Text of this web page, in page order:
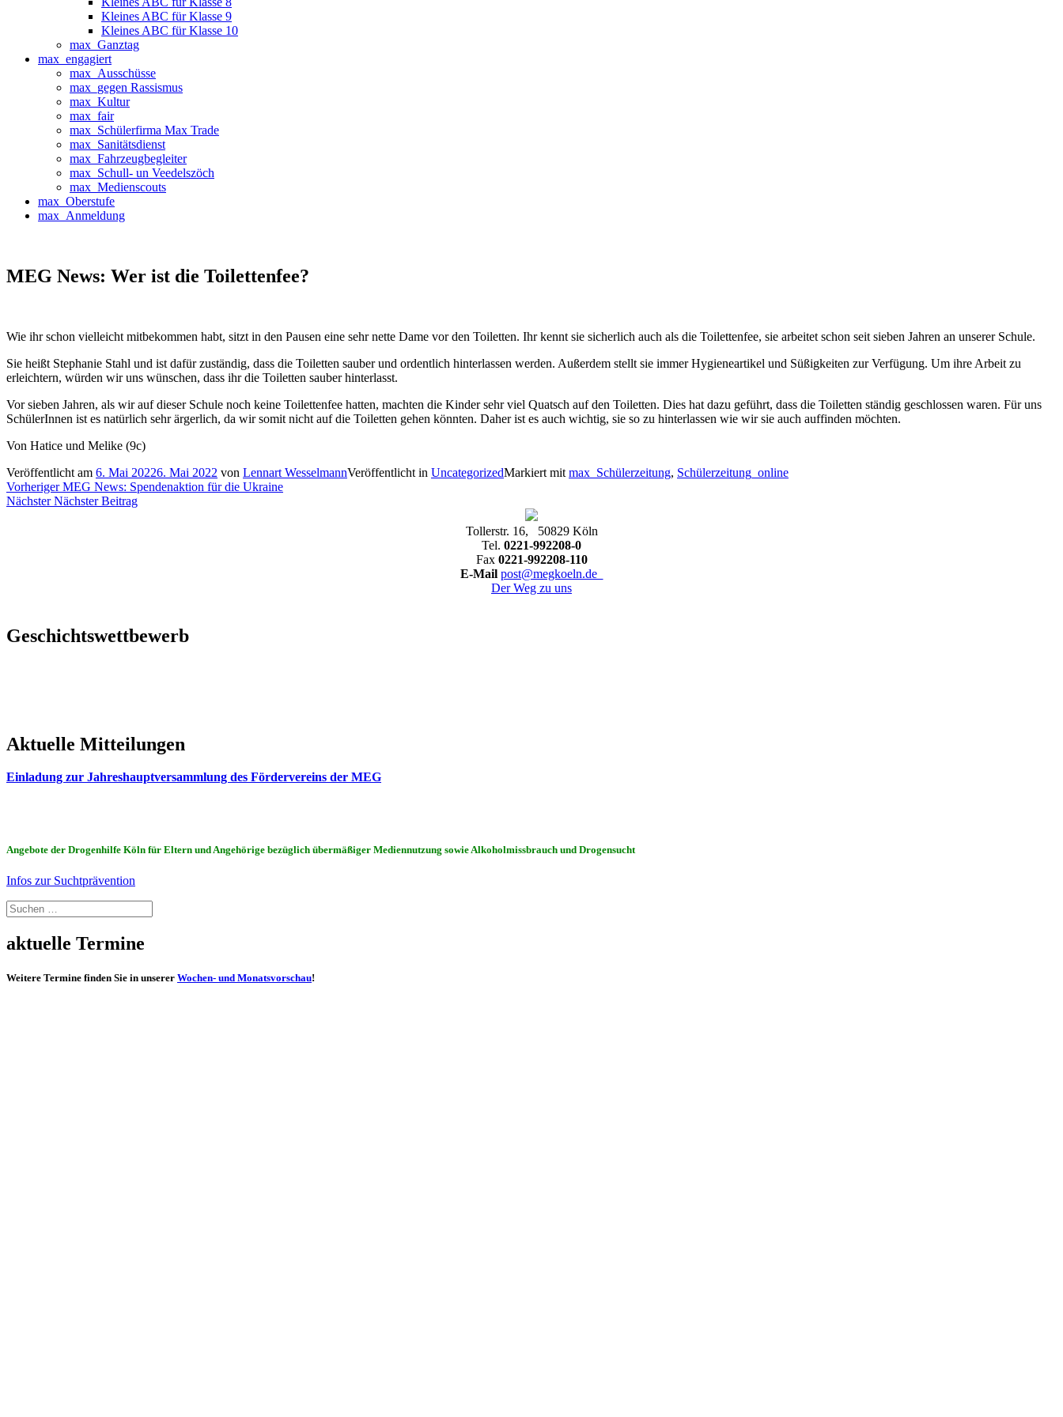
Kleines ABC für Klasse 9
Kleines ABC für Klasse 10
max_Ganztag
max_engagiert
max_Ausschüsse
max_gegen Rassismus
max_Kultur
max_fair
max_Schülerfirma Max Trade
max_Sanitätsdienst
max_Fahrzeugbegleiter
max_Schull- un Veedelszöch
max_Medienscouts
max_Oberstufe
max_Anmeldung
MEG News: Wer ist die Toilettenfee?
Wie ihr schon vielleicht mitbekommen habt, sitzt in den Pausen eine sehr nette Dame vor den Toiletten. Ihr kennt sie sicherlich auch als die Toilettenfee, sie arbeitet schon seit sieben Jahren an unserer Schule.
Sie heißt Stephanie Stahl und ist dafür zuständig, dass die Toiletten sauber und ordentlich hinterlassen werden. Außerdem stellt sie immer Hygieneartikel und Süßigkeiten zur Verfügung. Um ihre Arbeit zu
erleichtern, würden wir uns wünschen, dass ihr die Toiletten sauber hinterlasst.
Vor sieben Jahren, als wir auf dieser Schule noch keine Toilettenfee hatten, machten die Kinder sehr viel Quatsch auf den Toiletten. Dies hat dazu geführt, dass die Toiletten ständig geschlossen waren. Für uns
SchülerInnen ist es natürlich sehr ärgerlich, da wir somit nicht auf die Toiletten gehen könnten. Daher ist es auch wichtig, sie so zu hinterlassen wie wir sie auch auffinden möchten.
Von Hatice und Melike (9c)
Veröffentlicht am 6. Mai 20226. Mai 2022 von Lennart WesselmannVeröffentlicht in UncategorizedMarkiert mit max_Schülerzeitung, Schülerzeitung_online
Beitragsnavigation
Vorheriger Vorheriger
Beitrag:
MEG News: Spendenaktion für die Ukraine
Nächster Nächster
Nächster Beitrag
Tollerstr. 16, 50829 Köln
Tel. 0221-992208-0
Fax 0221-992208-110
E-Mail post@megkoeln.de
Der Weg zu uns
Geschichtswettbewerb
Aktuelle Mitteilungen
Einladung zur Jahreshauptversammlung des Fördervereins der MEG
Angebote der Drogenhilfe Köln für Eltern und Angehörige bezüglich übermäßiger Mediennutzung sowie Alkoholmissbrauch und Drogensucht
Infos zur Suchtprävention
Suchen
nach:
aktuelle Termine
Weitere Termine finden Sie in unserer Wochen- und Monatsvorschau!